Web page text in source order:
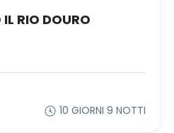
RIO DOURO
10 GIORNI 9 NOTTI